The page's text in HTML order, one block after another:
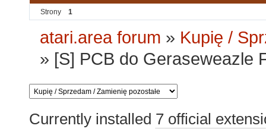
Strony 1
atari.area forum » Kupię /
» [S] PCB do Geraseweazle
Currently installed 7 official